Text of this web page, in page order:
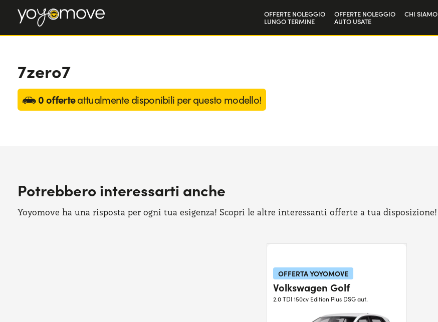
OFFERTE NOLEGGIO
LUNGO TERMINE
OFFERTE NOLEGGIO
AUTO USATE
CHI SIAMO
7zero7
0 offerteattualmente disponibili per questo modello!
Potrebbero interessarti anche
Yoyomove ha una risposta per ogni tua esigenza! Scopri le altre interessanti offerte a tua disposizione!
OFFERTA YOYOMOVE
Volkswagen Golf
2.0 TDI 150cv Edition Plus DSG aut.